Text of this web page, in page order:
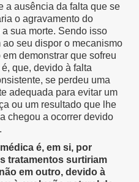
a ausência da falta que se
o agravamento do
sua morte. Sendo isso
seu dispor o mecanismo
demonstrar que sofreu
que, devido à falta
se perdeu uma
adequada para evitar um
ou um resultado que lhe
chegou a ocorrer devido
é, em si, por
tratamentos surtiriam
em outro, devido à